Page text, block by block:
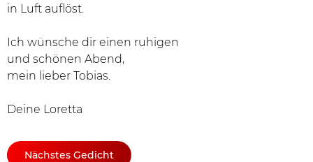
in Luft auflöst.
Ich wünsche dir einen ruhigen
und schönen Abend,
mein lieber Tobias.
Deine Loretta
Nächstes Gedicht